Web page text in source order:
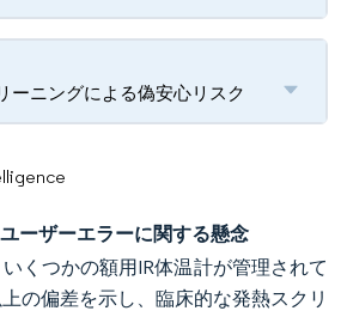
ーニングによる偽安心リスク
ーザーエラーに関する懸念
くつかの額用IR体温計が管理されて
の偏差を示し、臨床的な発熱スクリ